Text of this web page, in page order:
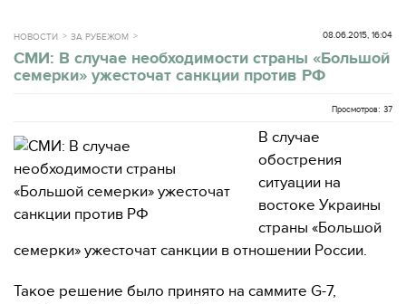
НОВОСТИ ЗА РУБЕЖОМ 08.06.2015, 16:04
СМИ: В случае необходимости страны «Большой
семерки» ужесточат санкции против РФ
Просмотров: 37
В случае
обострения
ситуации на
востоке Украины
страны «Большой
семерки» ужесточат санкции в отношении России.
Такое решение было принято на саммите G-7,